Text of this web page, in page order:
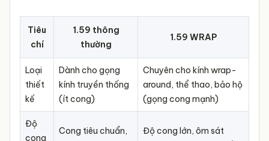
Tối ưu thị
lực
người dùng,
vùng nhìn rõ
giới hạn hơn
vùng nhìn rõ
Cá nhân
hóa theo
gọng &
khuôn
mặt
Không
Có (đo fitting: PD, chiều
cao, độ nghiêng gọng...)
Tiêu
chí
1.59 thông
thường
1.59 WRAP
Loại
thiết
kế
Dành cho gọng
kính truyền thống
(ít cong)
Chuyên cho kính wrap-
around, thể thao, bảo hộ
(gọng cong mạnh)
Độ
cong
Cong tiêu chuẩn,
Độ cong lớn, ôm sát